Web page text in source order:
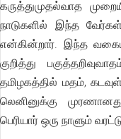
கருத்துமுதல்வாத
நாடுகளில் இந்த
என்கின்றார். இந்த
குறித்து
தமிழகத்தில் மதம்,
லெனினுக்கு
பெரியார் ஒரு நாளும்